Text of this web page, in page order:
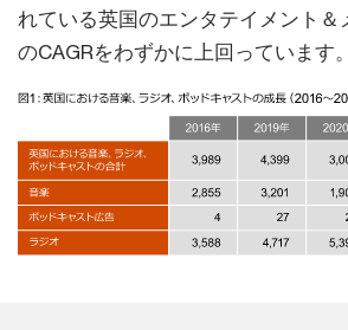
れている英国のエンタテイメント＆
のCAGRをわずかに上回っています。